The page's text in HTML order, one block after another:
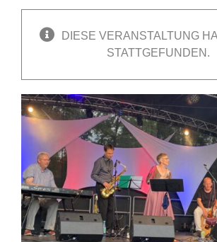
DIESE VERANSTALTUNG
STATTGEFUNDEN.